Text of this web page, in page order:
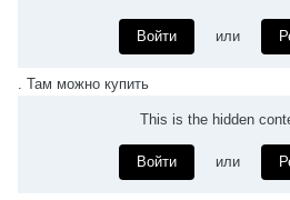
Войти или
. Там можно купить
This is the hidden
Войти или